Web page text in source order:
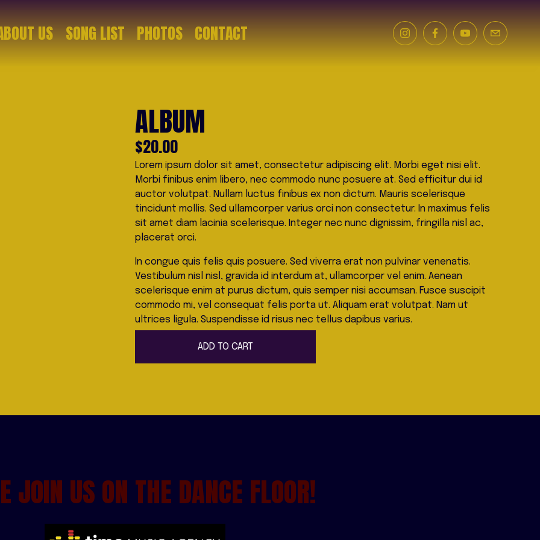
US SONG LIST PHOTOS CONTACT
ALBUM
$20.00
Lorem ipsum dolor sit amet, consectetur adipiscing elit. Morbi eget nisi elit.
Morbi finibus enim libero, nec commodo nunc posuere at. Sed efficitur dui id
auctor volutpat. Nullam luctus finibus ex non dictum. Mauris scelerisque
tincidunt mollis. Sed ullamcorper varius orci non consectetur. In maximus felis
sit amet diam lacinia scelerisque. Integer nec nunc dignissim, fringilla nisl ac,
placerat orci.
In congue quis felis quis posuere. Sed viverra erat non pulvinar venenatis.
Vestibulum nisl nisl, gravida id interdum at, ullamcorper vel enim. Aenean
scelerisque enim at purus dictum, quis semper nisi accumsan. Fusce suscipit
commodo mi, vel consequat felis porta ut. Aliquam erat volutpat. Nam ut
ultrices ligula. Suspendisse id risus nec tellus dapibus varius.
ADD TO CART
JOIN US ON THE DANCE FLOOR!